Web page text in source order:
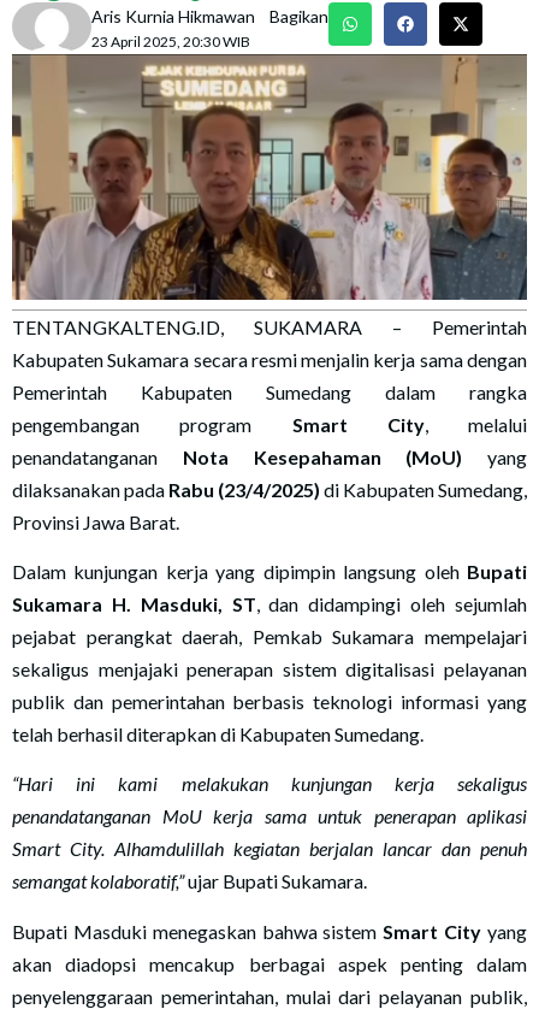
Aris Kurnia Hikmawan
23 April 2025, 20:30 WIB
Bagikan
TENTANGKALTENG.ID, SUKAMARA – Pemerintah
Kabupaten Sukamara secara resmi menjalin kerja sama dengan
Pemerintah Kabupaten Sumedang dalam rangka
pengembangan program Smart City, melalui
penandatanganan Nota Kesepahaman (MoU) yang
dilaksanakan pada Rabu (23/4/2025) di Kabupaten Sumedang,
Provinsi Jawa Barat.
Dalam kunjungan kerja yang dipimpin langsung oleh Bupati
Sukamara H. Masduki, ST, dan didampingi oleh sejumlah
pejabat perangkat daerah, Pemkab Sukamara mempelajari
sekaligus menjajaki penerapan sistem digitalisasi pelayanan
publik dan pemerintahan berbasis teknologi informasi yang
telah berhasil diterapkan di Kabupaten Sumedang.
“Hari ini kami melakukan kunjungan kerja sekaligus
penandatanganan MoU kerja sama untuk penerapan aplikasi
Smart City. Alhamdulillah kegiatan berjalan lancar dan penuh
semangat kolaboratif,”ujar Bupati Sukamara.
Bupati Masduki menegaskan bahwa sistem Smart City yang
akan diadopsi mencakup berbagai aspek penting dalam
penyelenggaraan pemerintahan, mulai dari pelayanan publik,